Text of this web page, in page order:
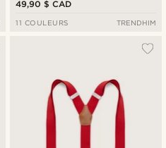
49,90 $ CAD
11 COULEURS TRENDHIM